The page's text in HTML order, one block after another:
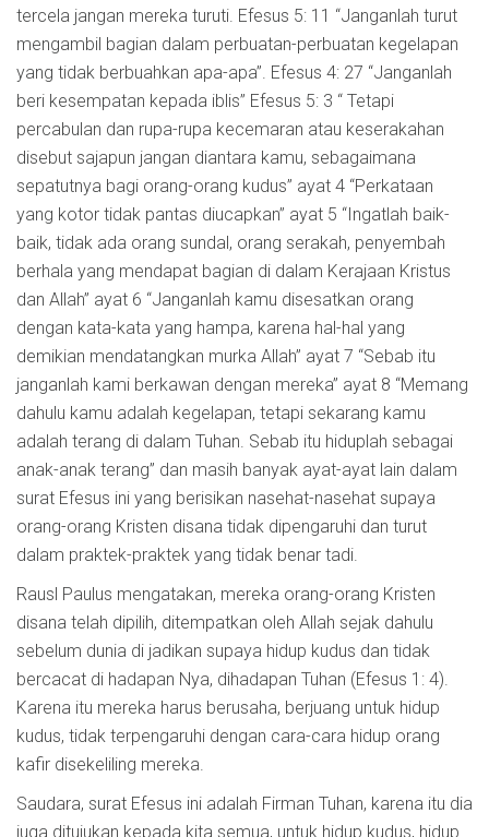
tercela jangan mereka turuti. Efesus 5: 11 “Janganlah turut
mengambil bagian dalam perbuatan-perbuatan kegelapan
yang tidak berbuahkan apa-apa”. Efesus 4: 27 “Janganlah
beri kesempatan kepada iblis” Efesus 5: 3 “ Tetapi
percabulan dan rupa-rupa kecemaran atau keserakahan
disebut sajapun jangan diantara kamu, sebagaimana
sepatutnya bagi orang-orang kudus” ayat 4 “Perkataan
yang kotor tidak pantas diucapkan” ayat 5 “Ingatlah baik-
baik, tidak ada orang sundal, orang serakah, penyembah
berhala yang mendapat bagian di dalam Kerajaan Kristus
dan Allah” ayat 6 “Janganlah kamu disesatkan orang
dengan kata-kata yang hampa, karena hal-hal yang
demikian mendatangkan murka Allah” ayat 7 “Sebab itu
janganlah kami berkawan dengan mereka” ayat 8 “Memang
dahulu kamu adalah kegelapan, tetapi sekarang kamu
adalah terang di dalam Tuhan. Sebab itu hiduplah sebagai
anak-anak terang” dan masih banyak ayat-ayat lain dalam
surat Efesus ini yang berisikan nasehat-nasehat supaya
orang-orang Kristen disana tidak dipengaruhi dan turut
dalam praktek-praktek yang tidak benar tadi.
Rausl Paulus mengatakan, mereka orang-orang Kristen
disana telah dipilih, ditempatkan oleh Allah sejak dahulu
sebelum dunia di jadikan supaya hidup kudus dan tidak
bercacat di hadapan Nya, dihadapan Tuhan (Efesus 1: 4).
Karena itu mereka harus berusaha, berjuang untuk hidup
kudus, tidak terpengaruhi dengan cara-cara hidup orang
kafir disekeliling mereka.
Saudara, surat Efesus ini adalah Firman Tuhan, karena itu dia
juga ditujukan kepada kita semua, untuk hidup kudus, hidup